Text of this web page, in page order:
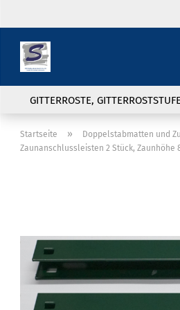
GITTERROSTE,
8/6/8 Ausführung
Pfosten für
Doppelstabmattenzaun
Zaunanschlußwinkel,
Wandanschlußwinkel und
Startseite » Doppelstabmatten und
Zaunanschlussleisten 2 Stück, Zaunhöhe